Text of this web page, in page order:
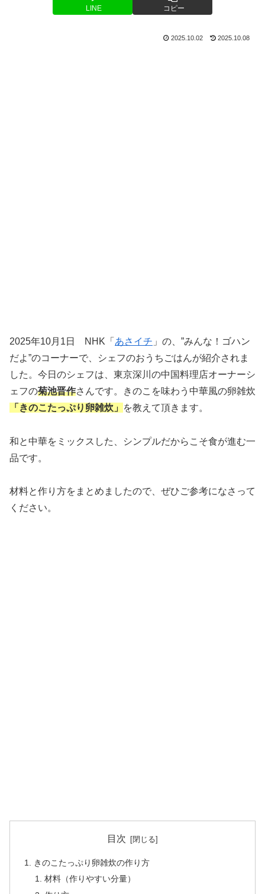
LINE コピー
2025.10.02 2025.10.08
2025年10月1日 NHK「 あさイチ 」の、”みんな！ゴハン
だよ”のコーナーで、シェフのおうちごはんが紹介されま
した。今日のシェフは、東京深川の中国料理店オーナーシ
ェフの菊池晋作さんです。きのこを味わう中華風の卵雑炊
「きのこたっぷり卵雑炊」
を教えて頂きます。
和と中華をミックスした、シンプルだからこそ食が進む一
品です。
材料と作り方をまとめましたので、ぜひご参考になさって
ください。
目次
きのこたっぷり卵雑炊の作り方
材料（作りやすい分量）